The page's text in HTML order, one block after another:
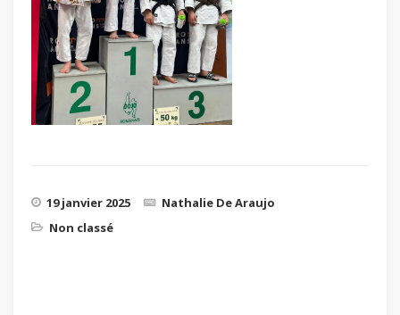
19 janvier 2025
Nathalie De Araujo
Non classé